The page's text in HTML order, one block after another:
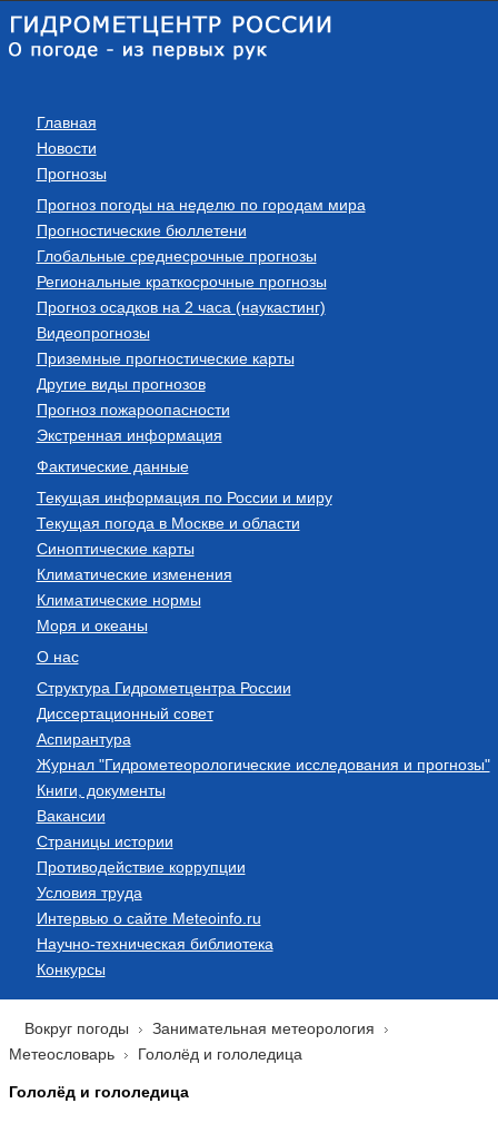
Главная
Новости
Прогнозы
Прогноз погоды на неделю по городам мира
Прогностические бюллетени
Глобальные среднесрочные прогнозы
Региональные краткосрочные прогнозы
Прогноз осадков на 2 часа (наукастинг)
Видеопрогнозы
Приземные прогностические карты
Другие виды прогнозов
Прогноз пожароопасности
Экстренная информация
Фактические данные
Текущая информация по России и миру
Текущая погода в Москве и области
Синоптические карты
Климатические изменения
Климатические нормы
Моря и океаны
О нас
Структура Гидрометцентра России
Диссертационный совет
Аспирантура
Журнал "Гидрометеорологические исследования и прогнозы"
Книги, документы
Вакансии
Страницы истории
Противодействие коррупции
Условия труда
Интервью о сайте Meteoinfo.ru
Научно-техническая библиотека
Конкурсы
Вокруг погоды
Занимательная метеорология
Метеословарь
Гололёд и гололедица
Гололёд и гололедица